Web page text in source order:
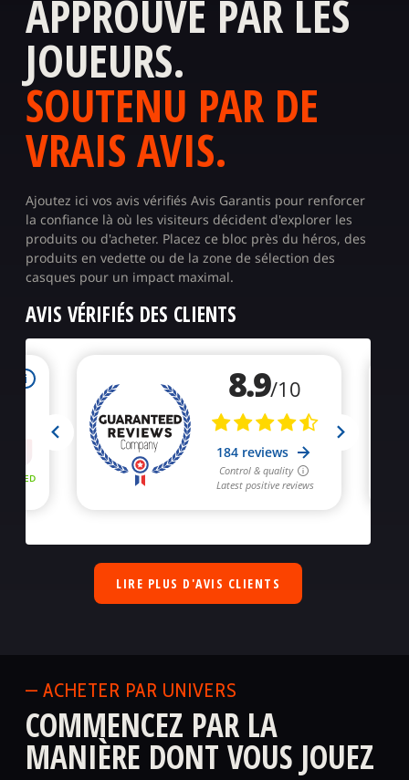
APPROUVÉ PAR LES
JOUEURS.
SOUTENU PAR DE
VRAIS AVIS.
Ajoutez ici vos avis vérifiés Avis Garantis pour renforcer
la confiance là où les visiteurs décident d'explorer les
produits ou d'acheter. Placez ce bloc près du héros, des
produits en vedette ou de la zone de sélection des
casques pour un impact maximal.
AVIS VÉRIFIÉS DES CLIENTS
LIRE PLUS D'AVIS CLIENTS
— ACHETER PAR UNIVERS
COMMENCEZ PAR LA
MANIÈRE DONT VOUS JOUEZ